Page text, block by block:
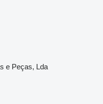
e Peças, Lda